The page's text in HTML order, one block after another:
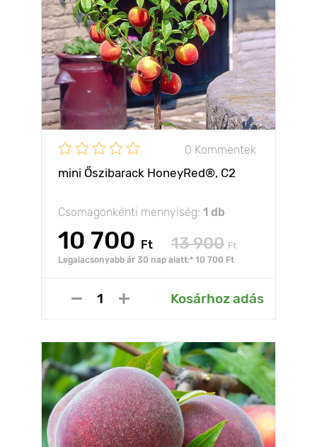
0 Kommentek
mini Őszibarack HoneyRed®, C2
Csomagonkénti mennyiség: 1 db
10 700 Ft 13 900 Ft
Legalacsonyabb ár 30 nap alatt:* 10 700 Ft
Kosárhoz adás